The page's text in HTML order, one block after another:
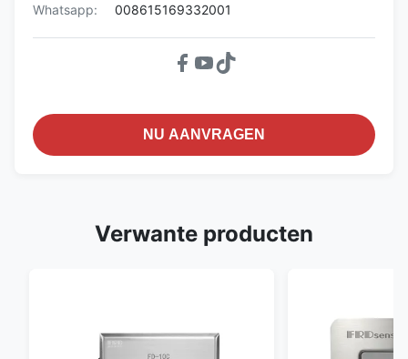
Whatsapp:
008615169332001
NU AANVRAGEN
Verwante producten